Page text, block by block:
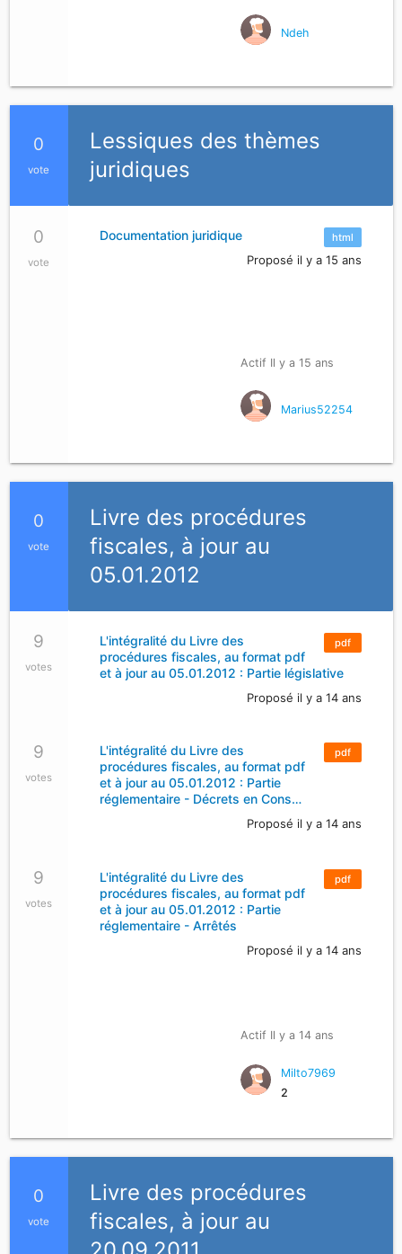
Ndeh
0
vote
Lessiques des thèmes
juridiques
0
vote
html
Documentation juridique
Proposé il y a 15 ans
Actif Il y a 15 ans
Marius52254
0
vote
Livre des procédures
fiscales, à jour au
05.01.2012
9
votes
pdf
L'intégralité du Livre des
procédures fiscales, au format pdf
et à jour au 05.01.2012 : Partie législative
Proposé il y a 14 ans
9
votes
pdf
L'intégralité du Livre des
procédures fiscales, au format pdf
et à jour au 05.01.2012 : Partie
réglementaire - Décrets en Cons…
Proposé il y a 14 ans
9
votes
pdf
L'intégralité du Livre des
procédures fiscales, au format pdf
et à jour au 05.01.2012 : Partie
réglementaire - Arrêtés
Proposé il y a 14 ans
Actif Il y a 14 ans
Milto7969
2
0
vote
Livre des procédures
fiscales, à jour au